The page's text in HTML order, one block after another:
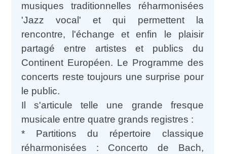
musiques traditionnelles réharmonisées
'Jazz vocal' et qui permettent la
rencontre, l'échange et enfin le plaisir
partagé entre artistes et publics du
Continent Européen. Le Programme des
concerts reste toujours une surprise pour
le public.
Il s'articule telle une grande fresque
musicale entre quatre grands registres :
* Partitions du répertoire classique
réharmonisées : Concerto de Bach,